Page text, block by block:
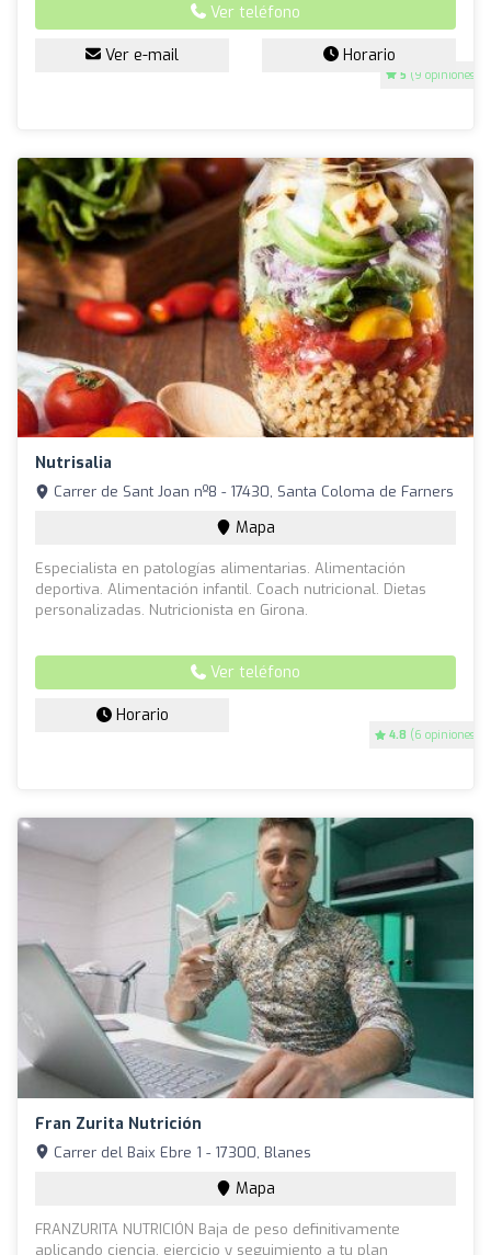
5 (9 opiniones)
Ver teléfono
Ver e-mail Horario
Nutrisalia
4.8 (6 opiniones)
Carrer de Sant Joan nº8 - 17430, Santa Coloma de Farners
Mapa
Especialista en patologías alimentarias. Alimentación
deportiva. Alimentación infantil. Coach nutricional. Dietas
personalizadas. Nutricionista en Girona.
Ver teléfono
Horario
Fran Zurita Nutrición
Carrer del Baix Ebre 1 - 17300, Blanes
Mapa
FRANZURITA NUTRICIÓN Baja de peso definitivamente
aplicando ciencia, ejercicio y seguimiento a tu plan